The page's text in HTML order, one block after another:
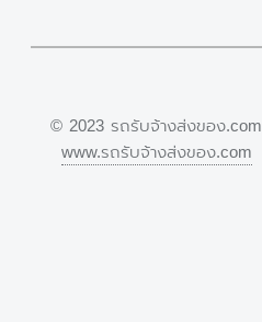
© 2023 รถรับจ้างส่งของ.com
www.รถรับจ้างส่งของ.com